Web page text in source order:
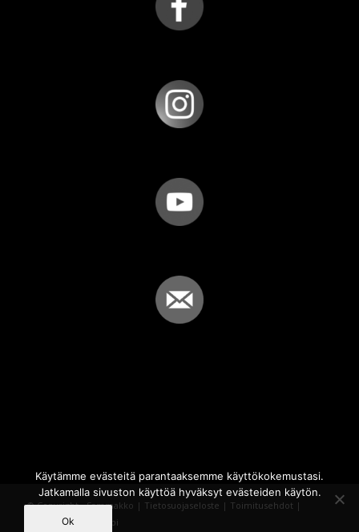
© Copyright - Sammakko | Tietosuojaseloste | Toimitusehdot |
Powered by
iQWebbi
Käytämme evästeitä parantaaksemme käyttökokemustasi.
Jatkamalla sivuston käyttöä hyväksyt evästeiden käytön.
Ok